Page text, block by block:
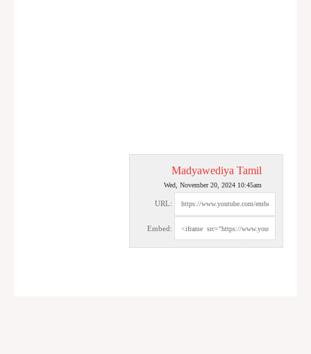
Madyawediya Tamil
Wed, November 20, 2024 10:45am
URL:
Embed: